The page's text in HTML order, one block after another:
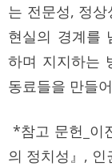
는 전문성, 정
현실의 경계를
하며 지지하는
동료들을 만들
*참고 문헌_이
의 정치성』, 인